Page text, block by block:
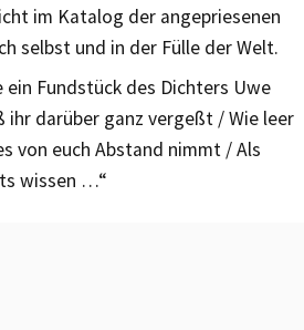
im Katalog der angepriesenen
selbst und in der Fülle der Welt.
Fundstück des Dichters Uwe
ihr darüber ganz vergeßt / Wie leer
von euch Abstand nimmt / Als
wissen …“